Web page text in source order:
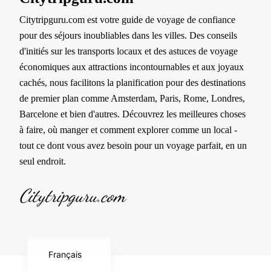
Citytripguru.com est votre guide de voyage de confiance
pour des séjours inoubliables dans les villes. Des conseils
d'initiés sur les transports locaux et des astuces de voyage
économiques aux attractions incontournables et aux joyaux
cachés, nous facilitons la planification pour des destinations
de premier plan comme Amsterdam, Paris, Rome, Londres,
Barcelone et bien d'autres. Découvrez les meilleures choses
à faire, où manger et comment explorer comme un local -
tout ce dont vous avez besoin pour un voyage parfait, en un
seul endroit.
Citytripguru.com
Français
Deutsch